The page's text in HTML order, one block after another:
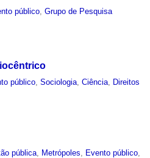
público,Grupo de Pesquisa
público ,Sociologia ,Ciência
Direitos
pública Metrópoles Evento público